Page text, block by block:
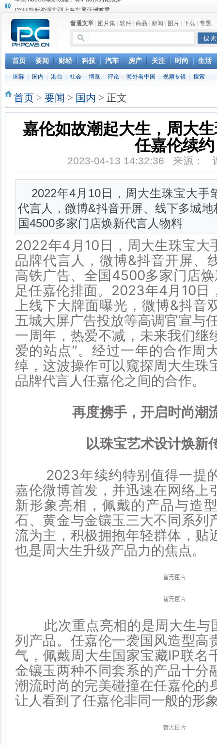
小米高管：虽然高通与苹果和解，但5G iPhone最快明年下半年发布
iOS 13加入黑暗模式 多功能加持6月份见
高通与苹果达成和解，双方达成6年许可协议
巴黎圣母院大火肆虐，人类文明的一场浩劫
奔驰维权女车主捅出了一个最大的瓜
苹果MacOS曝新功能：将iPad作为拓展屏
普通文章 图片集 软件 商品 新闻 图片 下载 专题
首页 要闻 财经 科技 汽车 房产 关注 时尚 生活
国际 国内 港台 社会 博览 评论 海外看中国 视频专辑 搜索
首页 > 要闻 > 国内 > 正文
嘉伦如故潮起大生，周大
任嘉伦续约
2023-04-13 14:32:36 来源：
2022年4月10日，周大生珠宝大手
代言人，微博&抖音开屏、线下多城
国4500多家门店焕新代言人物料
2022年4月10日，周大生珠宝大
品牌代言人，微博&抖音开屏、
高铁广告、全国4500多家门店
足任嘉伦排面。2023年4月10日
上线下大牌面曝光，微博&抖音
五城大屏广告投放等高调官宣与
一周年，热爱不减，未来我们继
爱的站点”。经过一年的合作周
绰，这波操作可以窥探周大生珠
品牌代言人任嘉伦之间的合作。
再度携手，开启时尚潮
以珠宝艺术设计焕新
2023年续约特别值得一提的
嘉伦微博首发，并迅速在网络上
新形象亮相，佩戴的产品与造
石、黄金与金镶玉三大不同系列
流为主，积极拥抱年轻群体，贴
也是周大生升级产品力的焦点。
此次重点亮相的是周大生与
列产品。任嘉伦一袭国风造型高
气，佩戴周大生国家宝藏IP联名
金镶玉两种不同套系的产品十分
潮流时尚的完美碰撞在任嘉伦的
让人看到了任嘉伦非同一般的形